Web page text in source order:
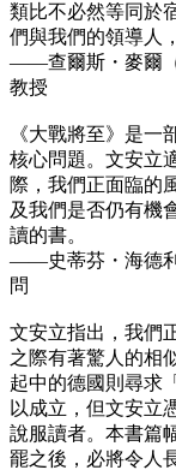
類比不必然等同於
們與我們的領導人
——查爾斯・麥爾（
教授
《大戰將至》是
核心問題。文安立
際，我們正面臨的
及我們是否仍有機
讀的書。
——史蒂芬・海德利
問
文安立指出，我們
之際有著驚人的相
起中的德國則尋求
以成立，但文安立
說服讀者。本書篇
罷之後，必將令人